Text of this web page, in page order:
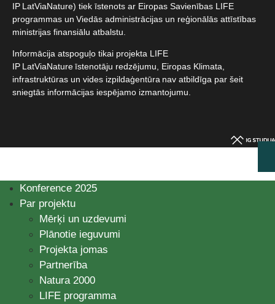
IP LatViaNature) tiek īstenots ar Eiropas Savienības LIFE
programmas un Viedās administrācijas un reģionālās attīstības
ministrijas finansiālu atbalstu.​
Informācija atspoguļo tikai projekta LIFE
IP LatViaNature īstenotāju redzējumu, Eiropas Klimata,
infrastruktūras un vides izpildaģentūra nav atbildīga par šeit
sniegtās informācijas iespējamo izmantojumu.​
Konference 2025
Par projektu
Mērķi un uzdevumi
Plānotie ieguvumi
Projekta jomas
Partnerība
Natura 2000
LIFE programma